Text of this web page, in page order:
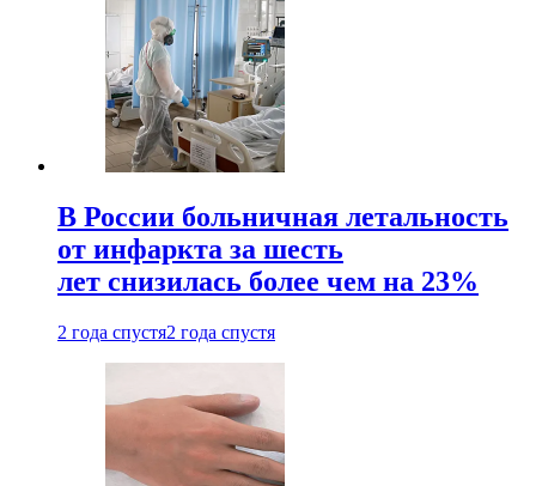
В России больничная летальность
от инфаркта за шесть
лет снизилась более чем на 23%
2 года спустя2 года спустя